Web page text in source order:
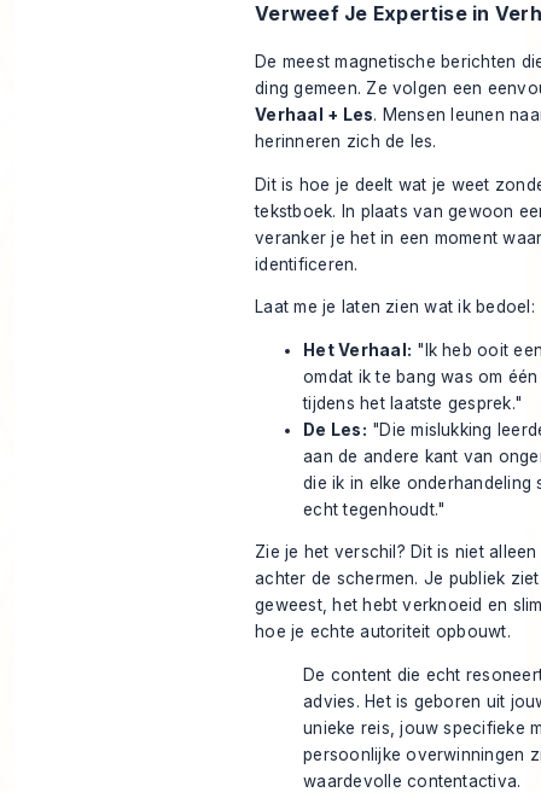
Verweef Je Expertise in
De meest magnetische berichten
ding gemeen. Ze volgen een
Verhaal + Les. Mensen leunen
herinneren zich de les.
Dit is hoe je deelt wat je weet
tekstboek. In plaats van gewoon
veranker je het in een moment
identificeren.
Laat me je laten zien wat ik bedoel:
Het Verhaal: "Ik heb ooit
omdat ik te bang was om
tijdens het laatste gesprek."
De Les: "Die mislukking
aan de andere kant van
die ik in elke onderhandeling
echt tegenhoudt."
Zie je het verschil? Dit is niet
achter de schermen. Je publiek
geweest, het hebt verknoeid en
hoe je echte autoriteit opbouwt.
De content die echt
advies. Het is geboren uit
unieke reis, jouw specifieke
persoonlijke overwinningen
waardevolle contentactiva.